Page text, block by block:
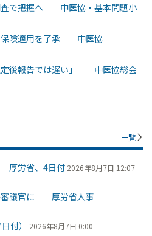
査で把握へ 中医協・基本問題小
保険適用を了承 中医協
定後報告では遅い」 中医協総会
一覧
厚労省、4日付 2026年8月7日 12:07
審議官に 厚労省人事
付） 2026年8月7日 0:00